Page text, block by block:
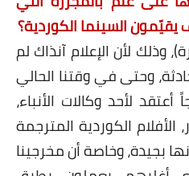
السينما الكوردية؟
وذلك لأن الإعلام آنذاك لم
وحتى في وقتنا الحالي
لأحد وكالات الأنباء،
الأفلام الكوردية المترجمة
بجيدة، وخاصة أن مخرجينا